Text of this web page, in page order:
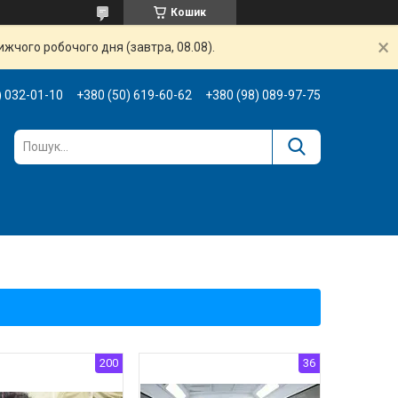
Кошик
робочого дня (завтра, 08.08).
032-01-10 +380 (50) 619-60-62 +380 (98) 089-97-75
200 36